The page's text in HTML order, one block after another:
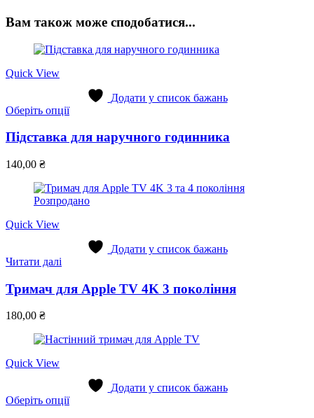
Вам також може сподобатися...
Quick View
Додати у список бажань
Оберіть опціїЦей
має
кілька
можна
вибрати
на
Підставка для наручного годинника
140,00 ₴
Розпродано
Quick View
Додати у список бажань
Читати далі
Тримач для Apple TV 4K 3 покоління
180,00 ₴
Quick View
Додати у список бажань
Оберіть опціїЦей